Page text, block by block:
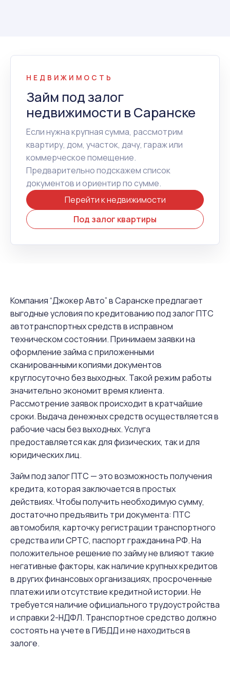
НЕДВИЖИМОСТЬ
Займ под залог
недвижимости в Саранске
Если нужна крупная сумма, рассмотрим
квартиру, дом, участок, дачу, гараж или
коммерческое помещение.
Предварительно подскажем список
документов и ориентир по сумме.
Перейти к недвижимости
Под залог квартиры
Компания “Джокер Авто” в Саранске предлагает
выгодные условия по кредитованию под залог ПТС
автотранспортных средств в исправном
техническом состоянии. Принимаем заявки на
оформление займа с приложенными
сканированными копиями документов
круглосуточно без выходных. Такой режим работы
значительно экономит время клиента.
Рассмотрение заявок происходит в кратчайшие
сроки. Выдача денежных средств осуществляется в
рабочие часы без выходных. Услуга
предоставляется как для физических, так и для
юридических лиц.
Займ под залог ПТС — это возможность получения
кредита, которая заключается в простых
действиях. Чтобы получить необходимую сумму,
достаточно предъявить три документа: ПТС
автомобиля, карточку регистрации транспортного
средства или СРТС, паспорт гражданина РФ. На
положительное решение по займу не влияют такие
негативные факторы, как наличие крупных кредитов
в других финансовых организациях, просроченные
платежи или отсутствие кредитной истории. Не
требуется наличие официального трудоустройства
и справки 2-НДФЛ. Транспортное средство должно
состоять на учете в ГИБДД и не находиться в
залоге.